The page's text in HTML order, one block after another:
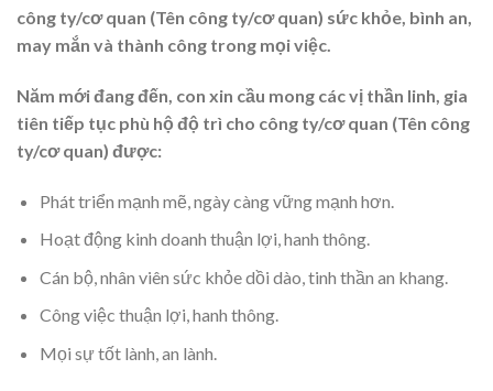
công ty/cơ quan (Tên công ty/cơ quan) sức khỏe, bình an,
may mắn và thành công trong mọi việc.
Năm mới đang đến, con xin cầu mong các vị thần linh, gia
tiên tiếp tục phù hộ độ trì cho công ty/cơ quan (Tên công
ty/cơ quan) được:
Phát triển mạnh mẽ, ngày càng vững mạnh hơn.
Hoạt động kinh doanh thuận lợi, hanh thông.
Cán bộ, nhân viên sức khỏe dồi dào, tinh thần an khang.
Công việc thuận lợi, hanh thông.
Mọi sự tốt lành, an lành.